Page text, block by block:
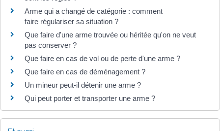
Arme qui a changé de catégorie : comment
faire régulariser sa situation ?
Que faire d'une arme trouvée ou héritée qu'on ne veut
pas conserver ?
Que faire en cas de vol ou de perte d'une arme ?
Que faire en cas de déménagement ?
Un mineur peut-il détenir une arme ?
Qui peut porter et transporter une arme ?